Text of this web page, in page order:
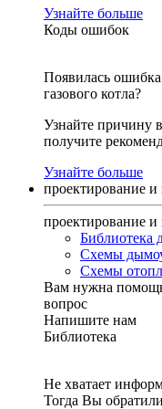
Узнайте больше
Коды ошибок
Появилась ошибка
газового котла?
Узнайте причину
получите
Узнайте больше
проектирование
проектирование
Библиотека
Схемы
Схемы
Вам нужна
вопрос
Напишите нам
Библиотека
Не хватает
Тогда Вы